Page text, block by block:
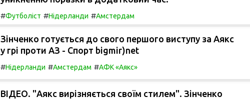
#Футболіст #Нідерланди #Амстердам
Зінченко готується до свого першого виступу за Аякс
у грі проти АЗ - Спорт bigmir)net
#Нідерланди #Амстердам #АФК «Аякс»
ВІДЕО. "Аякс вирізняється своїм стилем". Зінченко